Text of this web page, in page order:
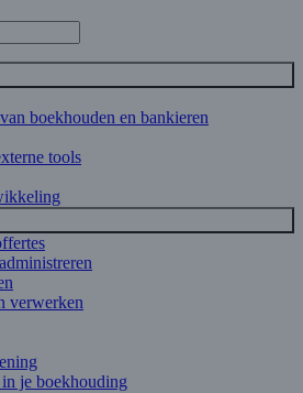
boekhouden en bankieren
tools
verwerken
je boekhouding